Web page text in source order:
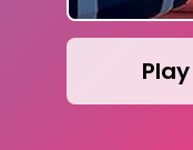
Play